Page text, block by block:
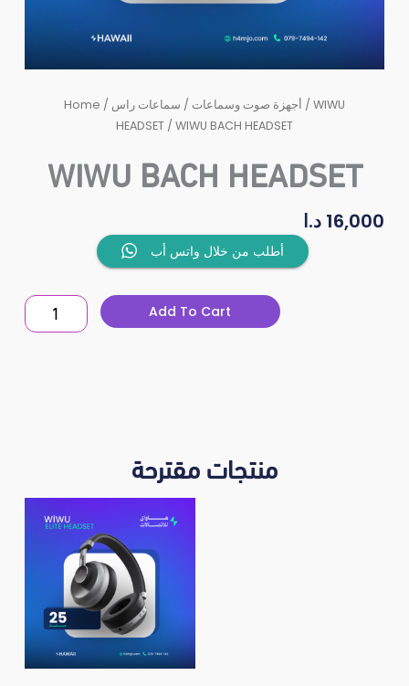
Home / أجهزة صوت وسماعات / سماعات راس / WIWU
HEADSET / WIWU BACH HEADSET
WIWU BACH HEADSET
16,000 د.ا
أطلب من خلال واتس أب
quantity
Add To Cart
منتجات مقترحة